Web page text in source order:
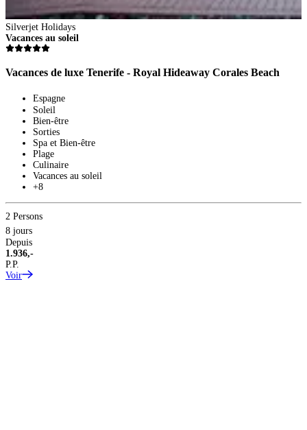
Silverjet Holidays
Vacances au soleil
Vacances de luxe Tenerife - Royal Hideaway Corales Beach
Espagne
Soleil
Bien-être
Sorties
Spa et Bien-être
Plage
Culinaire
Vacances au soleil
+8
2 Persons
8 jours
Depuis
1.936,-
P.P.
Voir